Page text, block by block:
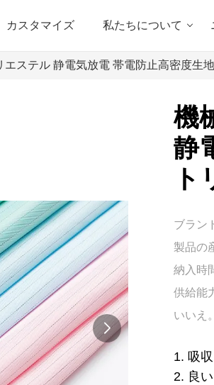
カスタマイズ 私たちについて
ステル 静電気放電 帯電防止高密度生
機
静
ブラン
製品の
納入時
供給能
いいえ
1. 吸
2. 良